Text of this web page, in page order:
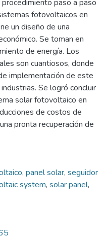
paso a paso
fotovoltaicos en
un diseño de una
Se toman en
de energía. Los
son cuantiosos, donde
implementación de este
Se logró concluir
solar fotovoltaico en
de costos de
pronta recuperación de
, panel solar, seguidor
system, solar panel,